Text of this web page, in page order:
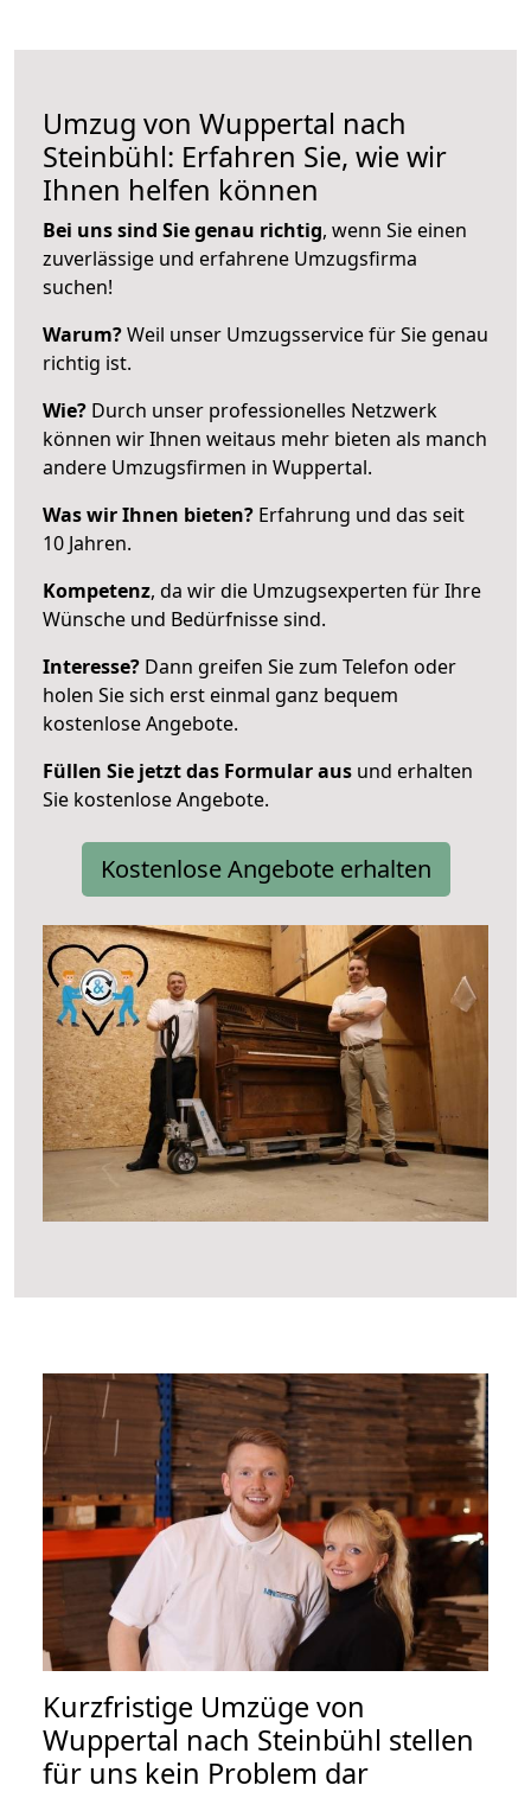
Umzug von Wuppertal nach
Steinbühl: Erfahren Sie, wie wir
Ihnen helfen können
Bei uns sind Sie genau richtig, wenn Sie einen
zuverlässige und erfahrene Umzugsfirma
suchen!
Warum?Weil unser Umzugsservice für Sie genau
richtig ist.
Wie? Durch unser professionelles Netzwerk
können wir Ihnen weitaus mehr bieten als manch
andere Umzugsfirmen in Wuppertal.
Was wir Ihnen bieten? Erfahrung und das seit
10 Jahren.
Kompetenz, da wir die Umzugsexperten für Ihre
Wünsche und Bedürfnisse sind.
Interesse? Dann greifen Sie zum Telefon oder
holen Sie sich erst einmal ganz bequem
kostenlose Angebote.
Füllen Sie jetzt das Formular aus und erhalten
Sie kostenlose Angebote.
Kostenlose Angebote erhalten
Kurzfristige Umzüge von
Wuppertal nach Steinbühl stellen
für uns kein Problem dar